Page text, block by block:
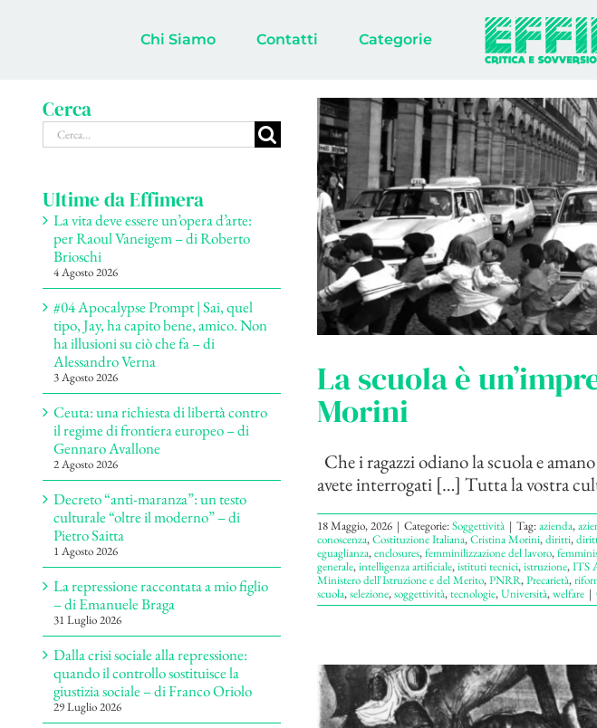
Chi Siamo Contatti Categorie
La scuola è
Morini
Che i ragazzi odiano la scuola e
avete interrogati […] Tutta la vostra
18 Maggio, 2026 | Categorie:Soggettività | Tag:azienda,
conoscenza,Costituzione Italiana,Cristina Morini,diritti,
eguaglianza,enclosures,femminilizzazione del lavoro,
generale,intelligenza artificiale,istituti tecnici,istruzione,ITS
Ministero dell'Istruzione e del Merito,PNRR,Precarietà,
scuola,selezione,soggettività,tecnologie,Università,welfare |
Cerca
Cerca
per:
Ultime da Effimera
La vita deve essere un’opera d’arte:
per Raoul Vaneigem – di Roberto
Brioschi
4 Agosto 2026
#04 Apocalypse Prompt | Sai, quel
tipo, Jay, ha capito bene, amico. Non
ha illusioni su ciò che fa – di
Alessandro Verna
3 Agosto 2026
Ceuta: una richiesta di libertà contro
il regime di frontiera europeo – di
Gennaro Avallone
2 Agosto 2026
Decreto “anti-maranza”: un testo
culturale “oltre il moderno” – di
Pietro Saitta
1 Agosto 2026
La repressione raccontata a mio figlio
– di Emanuele Braga
31 Luglio 2026
Dalla crisi sociale alla repressione:
quando il controllo sostituisce la
giustizia sociale – di Franco Oriolo
29 Luglio 2026